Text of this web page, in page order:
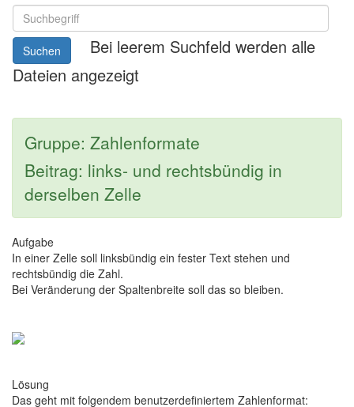
Suchen
Bei leerem Suchfeld werden alle
Dateien angezeigt
Gruppe: Zahlenformate
Beitrag: links- und rechtsbündig in
derselben Zelle
Aufgabe
In einer Zelle soll linksbündig ein fester Text stehen und
rechtsbündig die Zahl.
Bei Veränderung der Spaltenbreite soll das so bleiben.
Lösung
Das geht mit folgendem benutzerdefiniertem Zahlenformat: